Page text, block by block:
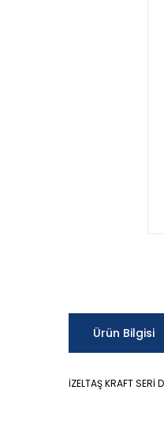
Ürün Bilgisi
İZELTAŞ KRAFT